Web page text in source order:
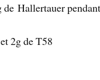
Hallertauer
2g de T58